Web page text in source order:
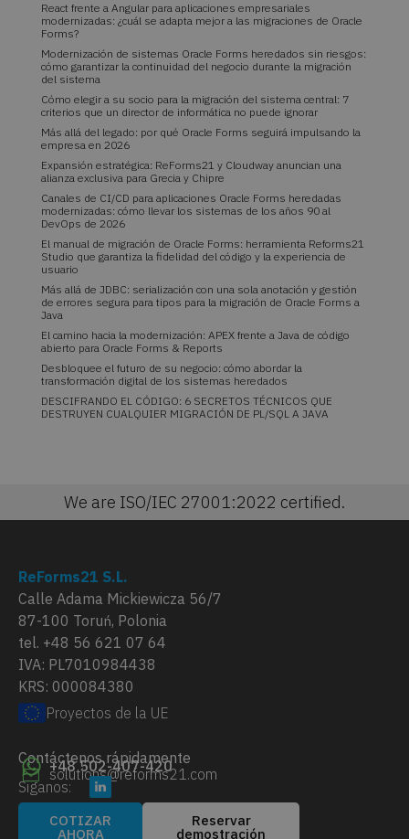
React frente a Angular para aplicaciones empresariales
modernizadas: ¿cuál se adapta mejor a las migraciones de Oracle
Forms?
Modernización de sistemas Oracle Forms heredados sin riesgos:
cómo garantizar la continuidad del negocio durante la migración
del sistema
Cómo elegir a su socio para la migración del sistema central: 7
criterios que un director de informática no puede ignorar
Más allá del legado: por qué Oracle Forms seguirá impulsando la
empresa en 2026
Expansión estratégica: ReForms21 y Cloudway anuncian una
alianza exclusiva para Grecia y Chipre
Canales de CI/CD para aplicaciones Oracle Forms heredadas
modernizadas: cómo llevar los sistemas de los años 90 al
DevOps de 2026
El manual de migración de Oracle Forms: herramienta Reforms21
Studio que garantiza la fidelidad del código y la experiencia de
usuario
Más allá de JDBC: serialización con una sola anotación y gestión
de errores segura para tipos para la migración de Oracle Forms a
Java
El camino hacia la modernización: APEX frente a Java de código
abierto para Oracle Forms & Reports
Desbloquee el futuro de su negocio: cómo abordar la
transformación digital de los sistemas heredados
DESCIFRANDO EL CÓDIGO: 6 SECRETOS TÉCNICOS QUE
DESTRUYEN CUALQUIER MIGRACIÓN DE PL/SQL A JAVA
We are ISO/IEC 27001:2022 certified.
ReForms21 S.L.
Calle Adama Mickiewicza 56/7
87-100 Toruń, Polonia
tel. +48 56 621 07 64
IVA: PL7010984438
KRS: 000084380
Proyectos de la UE
Contáctenos rápidamente
+48 502-407-420
solutions@reforms21.com
Siganos:
COTIZAR
AHORA
Reservar
demostración